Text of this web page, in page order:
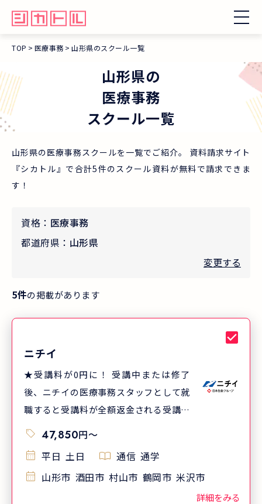
TOP 医療事務 山形県のスクール一覧
山形県の
医療事務
スクール一覧
山形県の医療事務スクールを一覧でご紹介。 資料請求サイト
『シカトル』で合計5件のスクール資料が無料で請求できま
す！
資格： 医療事務
都道府県： 山形県
変更する
5件の掲載があります
ニチイ
★受講料が0円に！ 受講中または修了
後、ニチイの医療事務スタッフとして就
職すると受講料が全額返金される受講料
キャッシュバック制度あり！詳細は資料
をご請求ください。（適用条件あり／課
税対象／キャンペーンとの併用可）
★「ニチイの講座で学んで良かった」と
47,850円〜
平日 土日 通信 通学
山形市 酒田市 村山市 鶴岡市 米沢市
詳細をみる